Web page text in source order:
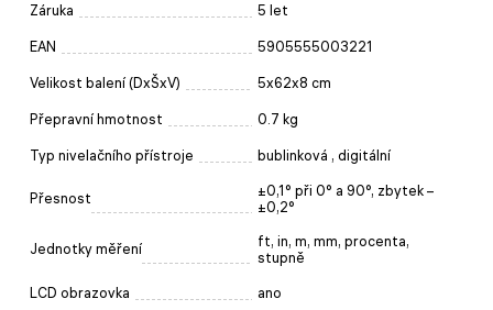
Záruka 5 let
EAN 5905555003221
Velikost balení (DxŠxV) 5x62x8 cm
Přepravní hmotnost 0.7 kg
Typ nivelačního přístroje bublinková , digitální
Přesnost
±0,1° při 0° a 90°, zbytek –
±0,2°
Jednotky měření
ft, in, m, mm, procenta,
stupně
LCD obrazovka ano